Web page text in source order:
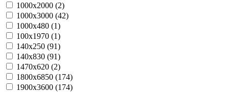
1000х2000 (2)
1000х3000 (42)
1000х480 (1)
100х1970 (1)
140х250 (91)
140х830 (91)
1470х620 (2)
1800х6850 (174)
1900х3600 (174)